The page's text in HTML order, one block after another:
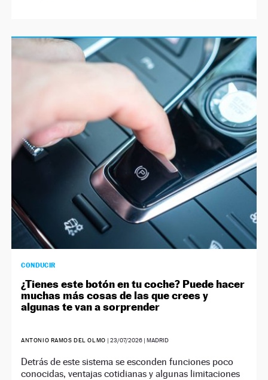
CONDUCIR
¿Tienes este botón en tu coche? Puede hacer
muchas más cosas de las que crees y
algunas te van a sorprender
ANTONIO RAMOS DEL OLMO | 23/07/2026| MADRID
Detrás de este sistema se esconden funciones poco
conocidas, ventajas cotidianas y algunas limitaciones